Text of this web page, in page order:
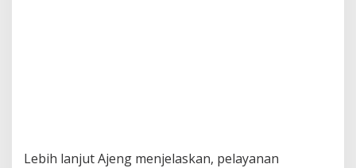
Lebih lanjut Ajeng menjelaskan, pelayanan